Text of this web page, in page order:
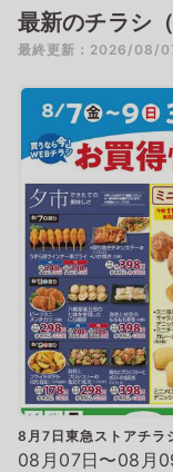
最新のチラシ（
最終更新：2026/08/
8月7日東急ストアチラ
08月07日〜08月